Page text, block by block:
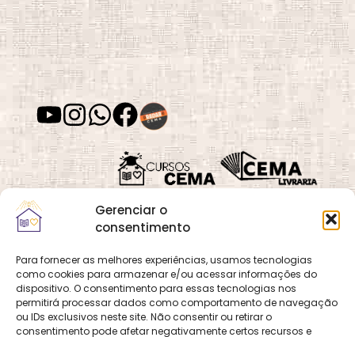
Gerenciar o
consentimento
Para fornecer as melhores experiências, usamos tecnologias
como cookies para armazenar e/ou acessar informações do
dispositivo. O consentimento para essas tecnologias nos
permitirá processar dados como comportamento de navegação
ou IDs exclusivos neste site. Não consentir ou retirar o
consentimento pode afetar negativamente certos recursos e
Depressão
Desafios e
Superação
Desenvolvimento
de Habilidades
Desenvolvimento
Espiritual
Desenvolvimento
Moral
Desvios
Espirituais
Dia das Mães
Quadra 02, Lote 16,
Vila Vicentina,
Planaltina, Brasília-
OCemaneté um site
que pertence e é gerido
pelo CEMA, assim